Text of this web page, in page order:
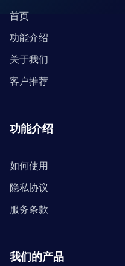
首页
功能介绍
关于我们
客户推荐
功能介绍
如何使用
隐私协议
服务条款
我们的产品